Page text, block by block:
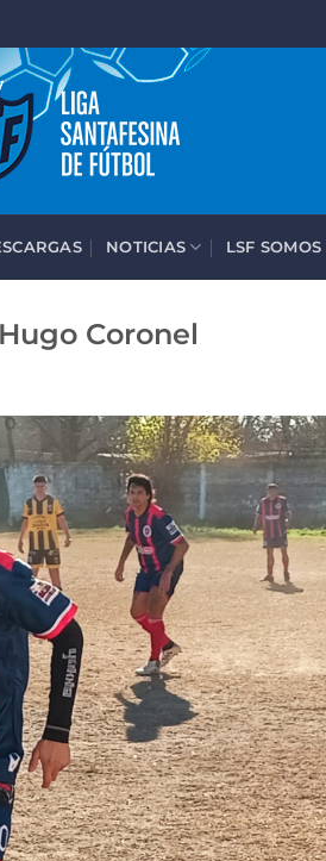
NOTICIAS LSF
Coronel